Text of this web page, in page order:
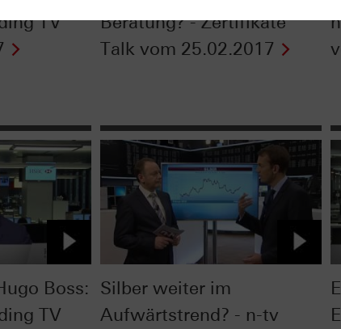
TV
Beratung? - Zertifikate
Talk vom 25.02.2017
Boss:
TV
Silber weiter im
Aufwärtstrend? - n-tv